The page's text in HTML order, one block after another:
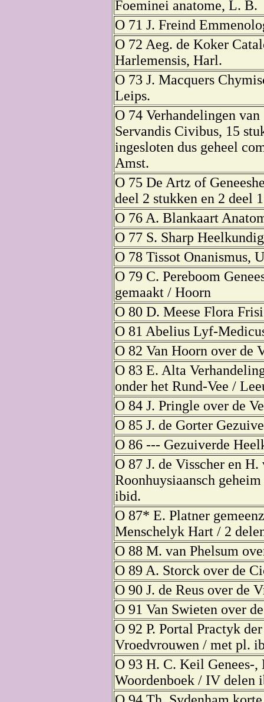
Foeminei anatome, L. Β.
O 71 J. Freind
O 72 Aeg. de Koker
Harlemensis, Harl.
O 73 J. Macquers
Leips.
O 74 Verhandelingen
Servandis Civibus, 15
ingesloten dus geheel
Amst.
O 75 De Artz of
deel 2 stukken en 2 deel
O 76 A. Blankaart
O 77 S. Sharp
O 78 Tissot Onanismus,
O 79 C. Pereboom
gemaakt / Hoorn
O 80 D. Meese Flora
O 81 Abelius Lyf-
O 82 Van Hoorn over de
O 83 E. Alta
onder het Rund-Vee /
O 84 J. Pringle over de
O 85 J. de Gorter
O 86 --- Gezuiverde
O 87 J. de Visscher en
Roonhuysiaansch
ibid.
O 87* E. Platner
Menschelyk Hart / 2
O 88 M. van Phelsum
O 89 A. Storck over de
O 90 J. de Reus over de
O 91 Van Swieten over
O 92 P. Portal Practyk
Vroedvrouwen / met pl.
O 93 H. C. Keil Genees-
Woordenboek / IV delen